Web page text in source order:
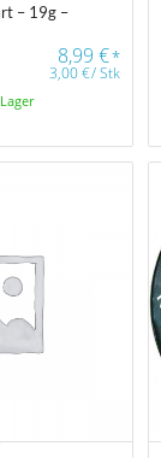
– 19g –
8,99€*
3,00€/Stk